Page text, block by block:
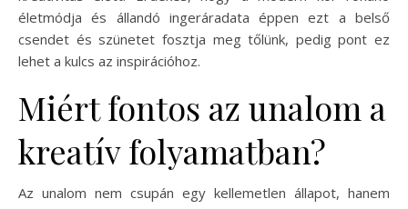
életmódja és állandó ingeráradata éppen ezt a belső
csendet és szünetet fosztja meg tőlünk, pedig pont ez
lehet a kulcs az inspirációhoz.
Miért fontos az unalom a
kreatív folyamatban?
Az unalom nem csupán egy kellemetlen állapot, hanem